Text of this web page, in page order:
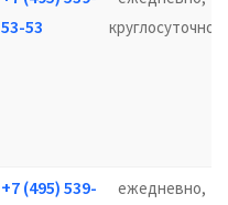
53-53
круглосуточно
+7 (495) 539-
ежедневно,